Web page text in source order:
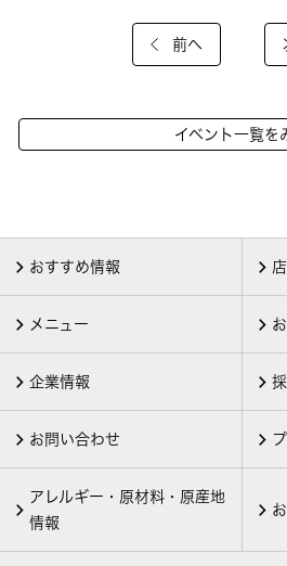
前へ
イベント一覧を
おすすめ情報
メニュー
企業情報
お問い合わせ
アレルギー・原材料・原産地
情報